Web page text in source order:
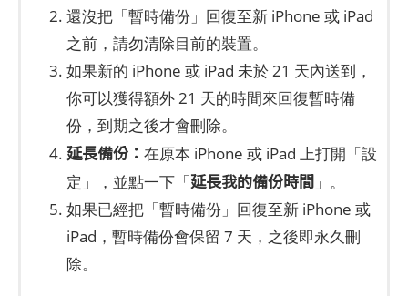
還沒把「暫時備份」回復至新 iPhone 或 iPad
之前，請勿清除目前的裝置。
如果新的 iPhone 或 iPad 未於 21 天內送到，
你可以獲得額外 21 天的時間來回復暫時備
份，到期之後才會刪除。
延長備份： 在原本 iPhone 或 iPad 上打開「設
定」，並點一下「延長我的備份時間 」。
如果已經把「暫時備份」回復至新 iPhone 或
iPad，暫時備份會保留 7 天，之後即永久刪
除。